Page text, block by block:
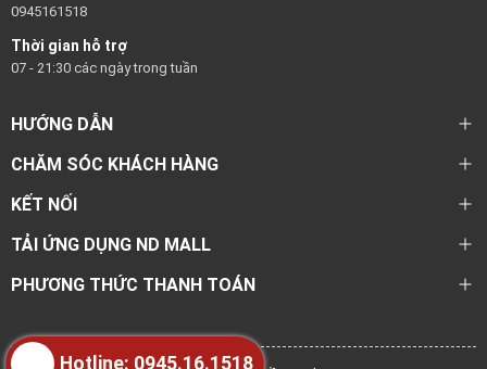
0945161518
Thời gian hỗ trợ
07 - 21:30 các ngày trong tuần
HƯỚNG DẪN
CHĂM SÓC KHÁCH HÀNG
KẾT NỐI
TẢI ỨNG DỤNG ND MALL
PHƯƠNG THỨC THANH TOÁN
Hotline: 0945.16.1518